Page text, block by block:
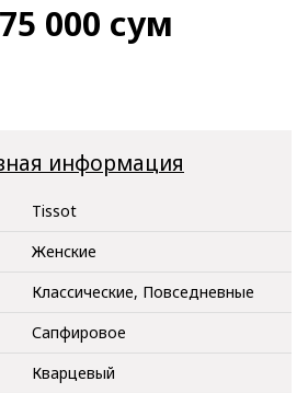
000 сум
информация
Tissot
Женские
Классические, Повседневные
Сапфировое
Кварцевый